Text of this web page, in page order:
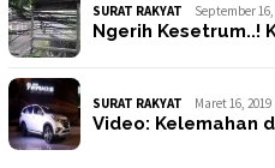
SURAT RAKYAT September 16,
Ngerih Kesetrum..!
SURAT RAKYAT Maret 16, 2019
Video: Kelemahan